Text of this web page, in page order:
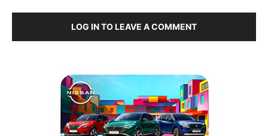
LOG IN TO LEAVE A COMMENT